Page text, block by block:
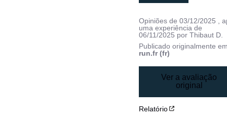
Opiniões de03/12/2025
,
uma experiência de
06/11/2025 porThibaut D.
Publicado originalmente
run.fr (fr)
Ver a avaliação
original
Relatório